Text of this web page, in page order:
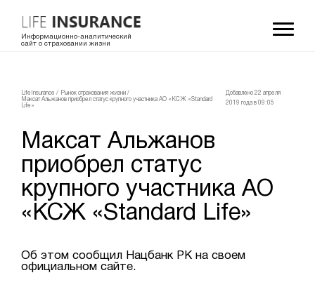
Информационно-аналитический
сайт о страховании жизни
LifeInsurance / Рынок страхования жизни /
Максат Альжанов приобрел статус крупного участника АО «КСЖ «Standard
Life»
Добавлено 22 апреля
2019 года в 09:05
Максат Альжанов
приобрел статус
крупного участника АО
«КСЖ «Standard Life»
Об этом сообщил Нацбанк РК на своем
официальном сайте.